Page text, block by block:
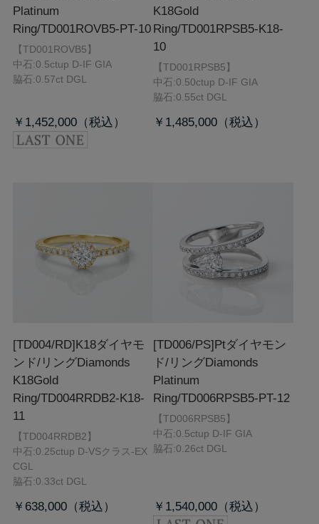
Platinum
Ring/TD001ROVB5-PT-10
【TD001ROVB5】
中石:0.5ctup D-IF GIA
脇石:0.57ct DGL
￥1,452,000
K18Gold
Ring/TD001RPSB5-K18-
10
【TD001RPSB5】
中石:0.50ctup D-IF GIA
脇石:0.55ct DGL
￥1,485,000
[TD004/RD]K18ダイヤモ
ンド/リングDiamonds
K18Gold
Ring/TD004RRDB2-K18-
11
【TD004RRDB2】
中石:0.25ctup D-VSクラス-EX
CGL
脇石:0.33ct DGL
￥638,000
[TD006/PS]Ptダイヤモン
ド/リングDiamonds
Platinum
Ring/TD006RPSB5-PT-12
【TD006RPSB5】
中石:0.5ctup D-IF GIA
脇石:0.26ct DGL
￥1,540,000